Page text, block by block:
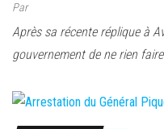
Par
Après sa récente réplique à
gouvernement de ne rien